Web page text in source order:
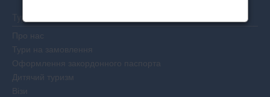
Туристам
Про нас
Тури на замовлення
Оформлення закордонного паспорта
Дитячий туризм
Візи